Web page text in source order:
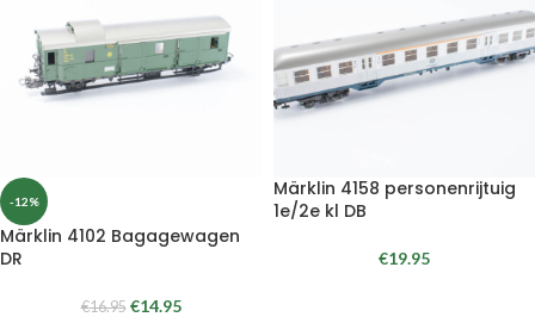
-12%
Märklin 4102 Bagagewagen
DR
€16.95 €14.95
Märklin 4158 personenrijtuig
1e/2e kl DB
€19.95